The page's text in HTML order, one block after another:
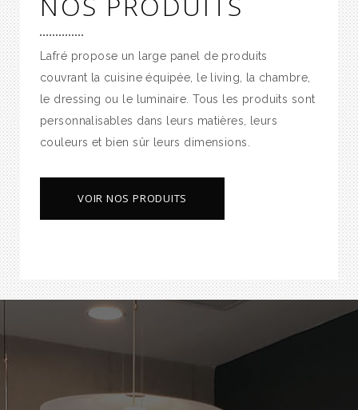
Lafré propose un large panel de produits
couvrant la cuisine équipée, le living, la chambre,
le dressing ou le luminaire. Tous les produits sont
personnalisables dans leurs matières, leurs
couleurs et bien sûr leurs dimensions.
VOIR NOS PRODUITS